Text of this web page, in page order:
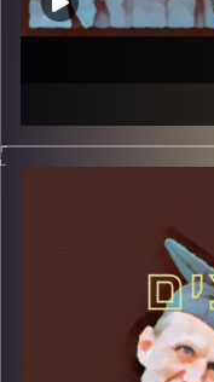
פרופסור בועז בן-